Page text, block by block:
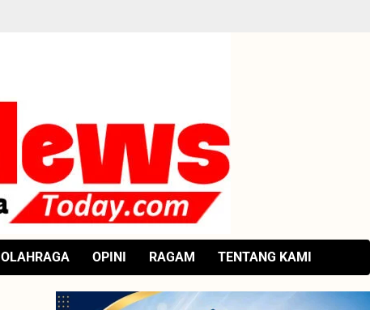
OLAHRAGA OPINI RAGAM TENTANG KAMI